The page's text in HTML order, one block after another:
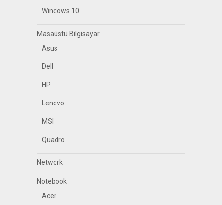
Windows 10
Masaüstü Bilgisayar
Asus
Dell
HP
Lenovo
MSI
Quadro
Network
Notebook
Acer